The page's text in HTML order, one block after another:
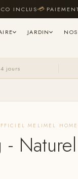
💳 PAIEMENT4×
JARDIN
jours
MELIMEL HOME
-